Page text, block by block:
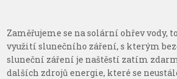
Zaměřujeme se na solární ohřev vody,
využití slunečního záření, s kterým
sluneční záření je naštěstí zatím
dalších zdrojů energie, které se